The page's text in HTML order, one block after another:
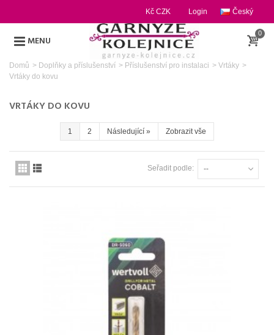
Český
Login
Kč CZK
MENU
0
Domů > Doplňky a příslušenství > Příslušenství pro instalaci > Vrtáky >
Vrtáky do kovu
VRTÁKY DO KOVU
1 2 Následující» Zobrazit vše
Seřadit podle: --